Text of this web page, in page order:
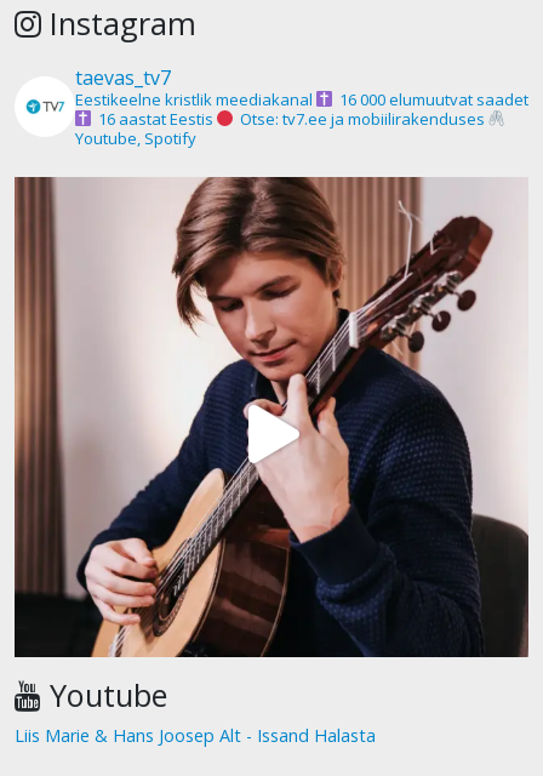
Instagram
taevas_tv7
Eestikeelne kristlik meediakanal
16 000 elumuutvat saadet
16 aastat Eestis
Otse: tv7.ee ja mobiilirakenduses
Youtube, Spotify
Youtube
Liis Marie & Hans Joosep Alt - Issand Halasta